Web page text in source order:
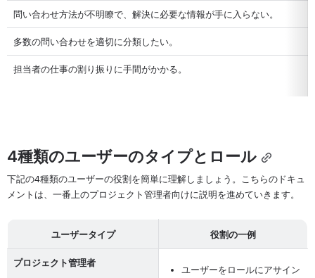
問い合わせ方法が不明瞭で、解決に必要な情報が手に入らない。
多数の問い合わせを適切に分類したい。
担当者の仕事の割り振りに手間がかかる。
4種類のユーザーのタイプとロール
下記の4種類のユーザーの役割を簡単に理解しましょう。こちらのドキュ
メントは、一番上のプロジェクト管理者向けに説明を進めていきます。
ユーザータイプ 役割の一例
プロジェクト管理者
ユーザーをロールにアサイン